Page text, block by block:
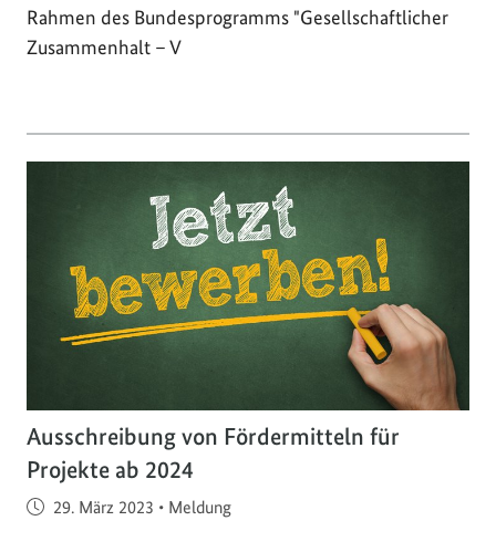
Rahmen des Bundesprogramms "Gesellschaftlicher
Zusammenhalt – V
Ausschreibung von Fördermitteln für
Projekte ab 2024
Veröffentlicht am
29. März 2023 • Meldung